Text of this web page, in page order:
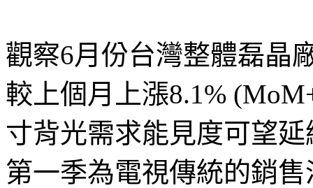
觀察6月份台灣整體磊晶
較上個月上漲8.1%
寸背光需求能見度可望
第一季為電視傳統的銷